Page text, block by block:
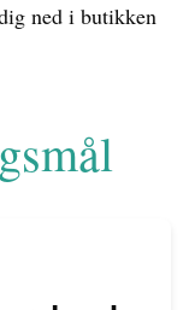
ned i butikken